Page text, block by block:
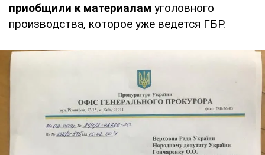
приобщили к материалам уголовного
производства, которое уже ведется ГБР.